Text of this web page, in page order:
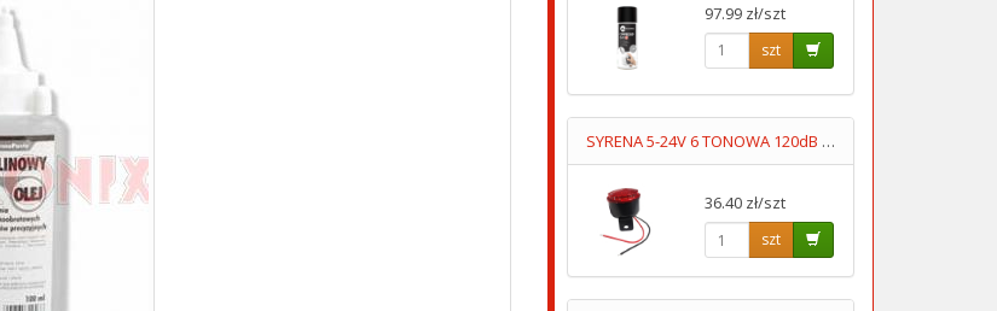
97.99 zł/szt
szt
SYRENA 5-24V 6 TONOWA 120dB Z LEDAMI
36.40 zł/szt
szt